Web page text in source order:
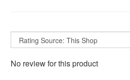
No review for this product